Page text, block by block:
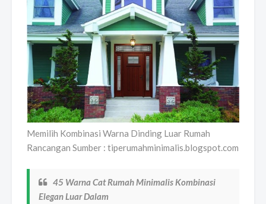
Memilih Kombinasi Warna Dinding Luar Rumah
Rancangan Sumber : tiperumahminimalis.blogspot.com
45 Warna Cat Rumah Minimalis Kombinasi
Elegan Luar Dalam